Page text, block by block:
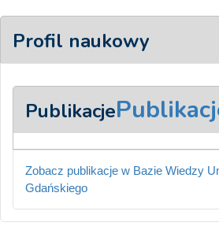
Profil naukowy
Publikacje
Zobacz publikacje w Bazie Wiedzy
Gdańskiego